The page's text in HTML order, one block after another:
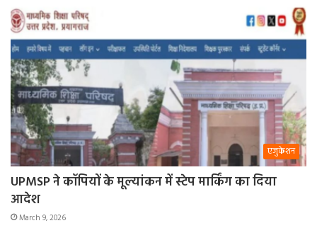
एजुकेशन
UPMSP ने कॉपियों के मूल्यांकन में स्टेप मार्किंग का दिया
आदेश
March 9, 2026